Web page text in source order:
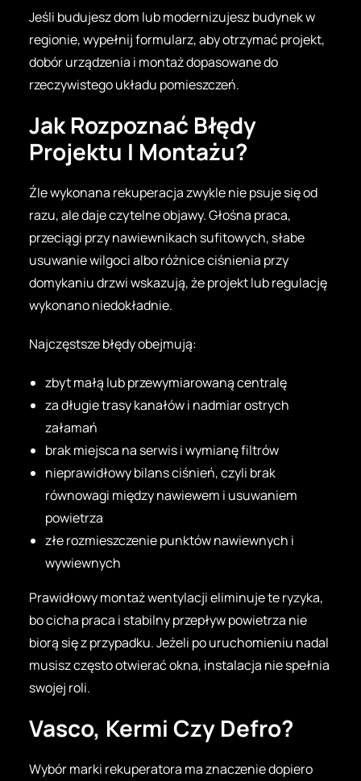
Jeśli budujesz dom lub modernizujesz budynek w
regionie, wypełnij formularz, aby otrzymać projekt,
dobór urządzenia i montaż dopasowane do
rzeczywistego układu pomieszczeń.
Jak Rozpoznać Błędy
Projektu I Montażu?
Źle wykonana rekuperacja zwykle nie psuje się od
razu, ale daje czytelne objawy. Głośna praca,
przeciągi przy nawiewnikach sufitowych, słabe
usuwanie wilgoci albo różnice ciśnienia przy
domykaniu drzwi wskazują, że projekt lub regulację
wykonano niedokładnie.
Najczęstsze błędy obejmują:
zbyt małą lub przewymiarowaną centralę
za długie trasy kanałów i nadmiar ostrych
załamań
brak miejsca na serwis i wymianę filtrów
nieprawidłowy bilans ciśnień, czyli brak
równowagi między nawiewem i usuwaniem
powietrza
złe rozmieszczenie punktów nawiewnych i
wywiewnych
Prawidłowy montaż wentylacji eliminuje te ryzyka,
bo cicha praca i stabilny przepływ powietrza nie
biorą się z przypadku. Jeżeli po uruchomieniu nadal
musisz często otwierać okna, instalacja nie spełnia
swojej roli.
Vasco, Kermi Czy Defro?
Wybór marki rekuperatora ma znaczenie dopiero